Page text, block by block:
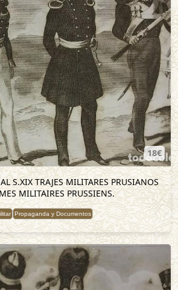
18€
S.XIX TRAJES MILITARES PRUSIANOS
MILITAIRES PRUSSIENS.
Propaganda y Documentos